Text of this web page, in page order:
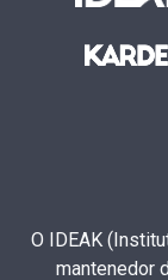
O IDEAK
mantenedor